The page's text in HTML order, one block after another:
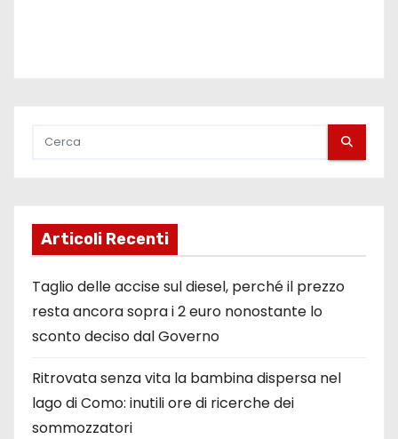
Articoli Recenti
Taglio delle accise sul diesel, perché il prezzo
resta ancora sopra i 2 euro nonostante lo
sconto deciso dal Governo
Ritrovata senza vita la bambina dispersa nel
lago di Como: inutili ore di ricerche dei
sommozzatori